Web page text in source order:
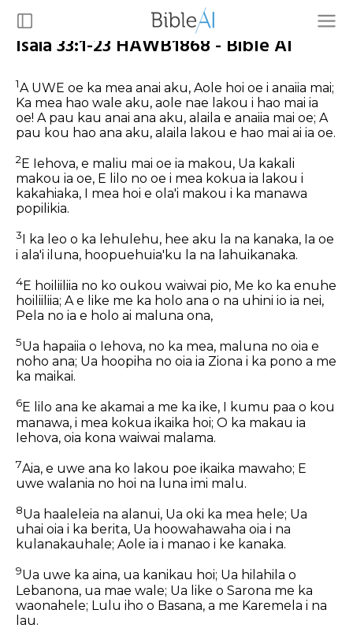
Isaia 33:1-23 HAWB1868 - Bible AI
1A UWE oe ka mea anai aku, Aole hoi oe i anaiia mai;
Ka mea hao wale aku, aole nae lakou i hao mai ia
oe! A pau kau anai ana aku, alaila e anaiia mai oe; A
pau kou hao ana aku, alaila lakou e hao mai ai ia oe.
2 E Iehova, e maliu mai oe ia makou, Ua kakali
makou ia oe, E lilo no oe i mea kokua ia lakou i
kakahiaka, I mea hoi e ola'i makou i ka manawa
popilikia.
3
I ka leo o ka lehulehu, hee aku la na kanaka, Ia oe
i ala'i iluna, hoopuehuia'ku la na lahuikanaka.
4E hoiliiliia no ko oukou waiwai pio, Me ko ka enuhe
hoiliiliia; A e like me ka holo ana o na uhini io ia nei,
Pela no ia e holo ai maluna ona,
5Ua hapaiia o Iehova, no ka mea, maluna no oia e
noho ana; Ua hoopiha no oia ia Ziona i ka pono a me
ka maikai.
6E lilo ana ke akamai a me ka ike, I kumu paa o kou
manawa, i mea kokua ikaika hoi; O ka makau ia
Iehova, oia kona waiwai malama.
7Aia, e uwe ana ko lakou poe ikaika mawaho; E
uwe walania no hoi na luna imi malu.
8Ua haaleleia na alanui, Ua oki ka mea hele; Ua
uhai oia i ka berita, Ua hoowahawaha oia i na
kulanakauhale; Aole ia i manao i ke kanaka.
9Ua uwe ka aina, ua kanikau hoi; Ua hilahila o
Lebanona, ua mae wale; Ua like o Sarona me ka
waonahele; Lulu iho o Basana, a me Karemela i na
lau.